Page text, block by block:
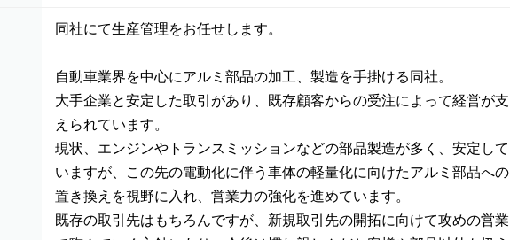
同社にて生産管理をお任せします。
自動車業界を中心にアルミ部品の加工、製造を手掛ける同社。
大手企業と安定した取引があり、既存顧客からの受注によって経営が支
えられています。
現状、エンジンやトランスミッションなどの部品製造が多く、安定して
いますが、この先の電動化に伴う車体の軽量化に向けたアルミ部品への
置き換えを視野に入れ、営業力の強化を進めています。
既存の取引先はもちろんですが、新規取引先の開拓に向けて攻めの営業